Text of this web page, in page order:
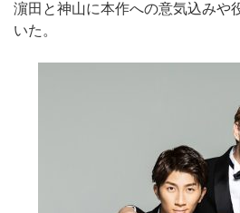
濵田と神山に本作への意気込みや
いた。